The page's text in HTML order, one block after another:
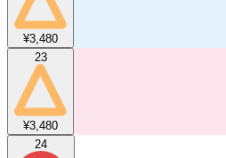
¥3,480
23
¥3,480
24